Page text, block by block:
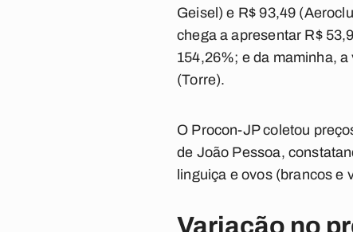
Geisel) e R$ 93,49
chega a apresentar R$
154,26%; e da maminha,
(Torre).
O Procon-JP coletou
de João Pessoa,
linguiça e ovos (brancos e
Variação no